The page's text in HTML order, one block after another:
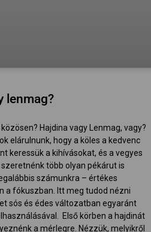
lenmag?
Hajdina vagy Lenmag, vagy?
elárulnunk, hogy a köles a kedvenc
keressük a kihívásokat, és a vegyes
több olyan pékárut is
számunkra – értékes
a fókuszban. Itt meg tudod nézni
sós és édes változatban egyaránt
Első körben a hajdinát
a mérlegre. Nézzük, melyikről